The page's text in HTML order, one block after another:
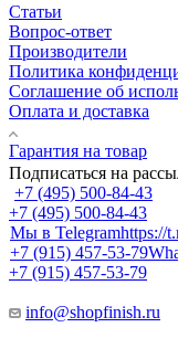
Статьи
Вопрос-ответ
Производители
Политика
Соглашение об
Оплата и доставка
Гарантия на товар
Подписаться на
+7 (495) 500-84-43
+7 (495) 500-84-43
Мы в Telegramhttps://
+7 (915) 457-53-79
+7 (915) 457-53-79
info@shopfinish.ru